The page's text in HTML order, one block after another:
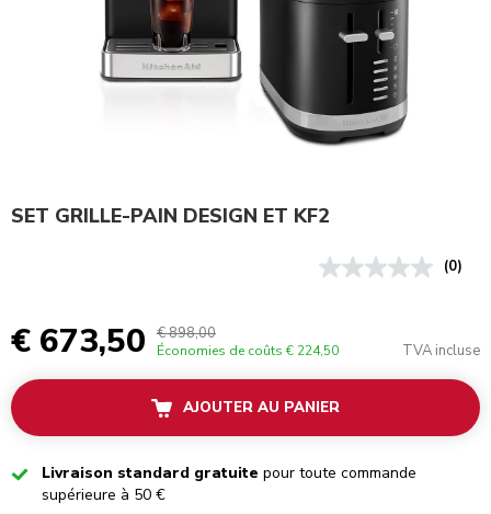
SET GRILLE-PAIN DESIGN ET KF2
(0)
€ 673,50 € 898,00
Économies de coûts € 224,50 TVA incluse
AJOUTER AU PANIER
CheckedLivraison standard gratuite pour toute commande
supérieure à 50 €